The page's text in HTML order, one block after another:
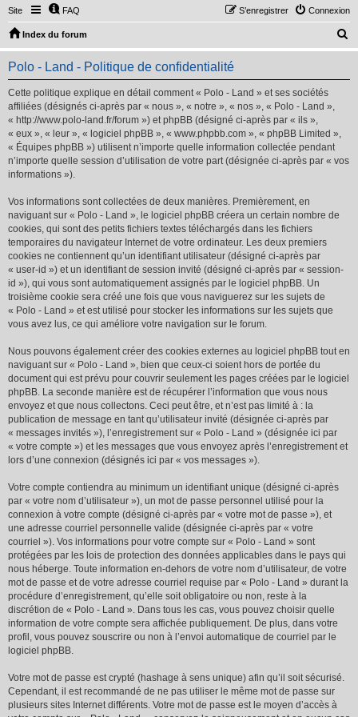
Site FAQ Connexion
S’enregistrer
Index du forum
e
Polo - Land - Politique de confidentialité
Cette politique explique en détail comment « Polo - Land » et ses sociétés
affiliées (désignés ci-après par « nous », « notre », « nos », « Polo - Land »,
« http://www.polo-land.fr/forum ») et phpBB (désigné ci-après par « ils »,
« eux », « leur », « logiciel phpBB », « www.phpbb.com », « phpBB Limited »,
« Équipes phpBB ») utilisent n’importe quelle information collectée pendant
n’importe quelle session d’utilisation de votre part (désignée ci-après par « vos
informations »).
Vos informations sont collectées de deux manières. Premièrement, en
naviguant sur « Polo - Land », le logiciel phpBB créera un certain nombre de
cookies, qui sont des petits fichiers textes téléchargés dans les fichiers
temporaires du navigateur Internet de votre ordinateur. Les deux premiers
cookies ne contiennent qu’un identifiant utilisateur (désigné ci-après par
« user-id ») et un identifiant de session invité (désigné ci-après par « session-
id »), qui vous sont automatiquement assignés par le logiciel phpBB. Un
troisième cookie sera créé une fois que vous naviguerez sur les sujets de
« Polo - Land » et est utilisé pour stocker les informations sur les sujets que
vous avez lus, ce qui améliore votre navigation sur le forum.
Nous pouvons également créer des cookies externes au logiciel phpBB tout en
naviguant sur « Polo - Land », bien que ceux-ci soient hors de portée du
document qui est prévu pour couvrir seulement les pages créées par le logiciel
phpBB. La seconde manière est de récupérer l’information que vous nous
envoyez et que nous collectons. Ceci peut être, et n’est pas limité à : la
publication de message en tant qu’utilisateur invité (désignée ci-après par
« messages invités »), l’enregistrement sur « Polo - Land » (désignée ici par
« votre compte ») et les messages que vous envoyez après l’enregistrement et
lors d’une connexion (désignés ici par « vos messages »).
Votre compte contiendra au minimum un identifiant unique (désigné ci-après
par « votre nom d’utilisateur »), un mot de passe personnel utilisé pour la
connexion à votre compte (désigné ci-après par « votre mot de passe »), et
une adresse courriel personnelle valide (désignée ci-après par « votre
courriel »). Vos informations pour votre compte sur « Polo - Land » sont
protégées par les lois de protection des données applicables dans le pays qui
nous héberge. Toute information en-dehors de votre nom d’utilisateur, de votre
mot de passe et de votre adresse courriel requise par « Polo - Land » durant la
procédure d’enregistrement, qu’elle soit obligatoire ou non, reste à la
discrétion de « Polo - Land ». Dans tous les cas, vous pouvez choisir quelle
information de votre compte sera affichée publiquement. De plus, dans votre
profil, vous pouvez souscrire ou non à l’envoi automatique de courriel par le
logiciel phpBB.
Votre mot de passe est crypté (hashage à sens unique) afin qu’il soit sécurisé.
Cependant, il est recommandé de ne pas utiliser le même mot de passe sur
plusieurs sites Internet différents. Votre mot de passe est le moyen d’accès à